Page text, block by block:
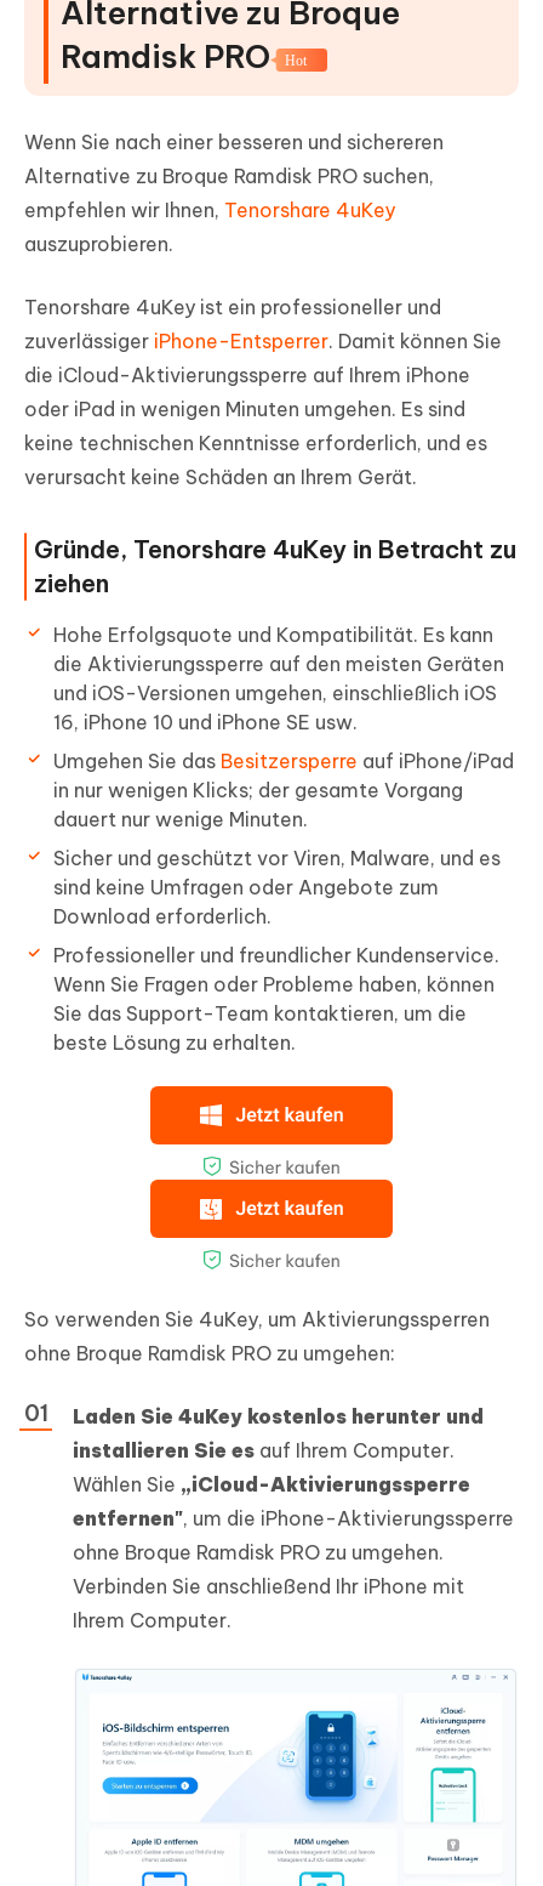
Alternative zu Broque
Ramdisk PRO
Hot
Wenn Sie nach einer besseren und sichereren
Alternative zu Broque Ramdisk PRO suchen,
empfehlen wir Ihnen, Tenorshare 4uKey
auszuprobieren.
Tenorshare 4uKey ist ein professioneller und
zuverlässiger iPhone-Entsperrer. Damit können Sie
die iCloud-Aktivierungssperre auf Ihrem iPhone
oder iPad in wenigen Minuten umgehen. Es sind
keine technischen Kenntnisse erforderlich, und es
verursacht keine Schäden an Ihrem Gerät.
Gründe, Tenorshare 4uKey in Betracht zu
ziehen
Hohe Erfolgsquote und Kompatibilität. Es kann
die Aktivierungssperre auf den meisten Geräten
und iOS-Versionen umgehen, einschließlich iOS
16, iPhone 10 und iPhone SE usw.
Umgehen Sie das Besitzersperre auf iPhone/iPad
in nur wenigen Klicks; der gesamte Vorgang
dauert nur wenige Minuten.
Sicher und geschützt vor Viren, Malware, und es
sind keine Umfragen oder Angebote zum
Download erforderlich.
Professioneller und freundlicher Kundenservice.
Wenn Sie Fragen oder Probleme haben, können
Sie das Support-Team kontaktieren, um die
beste Lösung zu erhalten.
So verwenden Sie 4uKey, um Aktivierungssperren
ohne Broque Ramdisk PRO zu umgehen:
Laden Sie 4uKey kostenlos herunter und
installieren Sie es auf Ihrem Computer.
Wählen Sie „iCloud-Aktivierungssperre
entfernen", um die iPhone-Aktivierungssperre
ohne Broque Ramdisk PRO zu umgehen.
Verbinden Sie anschließend Ihr iPhone mit
Ihrem Computer.